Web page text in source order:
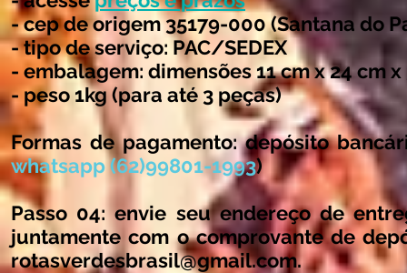
- cep de origem 35179-000 (Santana do
- tipo de serviço: PAC/SEDEX
- embalagem: dimensões 11 cm x 24 cm x
- peso 1kg (para até 3 peças)
Formas de pagamento:depósito
whatsapp (62)99801-1993)
Passo 04: envie seu endereço de
juntamente com o comprovante de
rotasverdesbrasil@gmail.com.